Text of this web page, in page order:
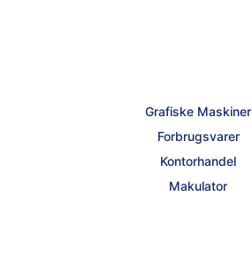
Grafiske Maskiner
Forbrugsvarer
Kontorhandel
Makulator